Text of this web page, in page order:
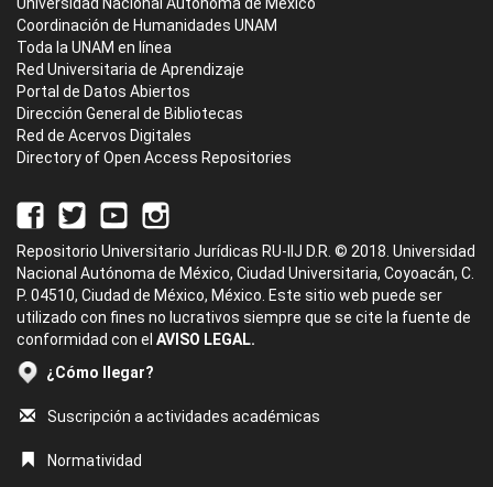
Coordinación de Humanidades UNAM
Toda la UNAM en línea
Red Universitaria de Aprendizaje
Portal de Datos Abiertos
Dirección General de Bibliotecas
Red de Acervos Digitales
Directory of Open Access Repositories
Repositorio Universitario Jurídicas RU-IIJ D.R. © 2018. Universidad
Nacional Autónoma de México, Ciudad Universitaria, Coyoacán, C.
P. 04510, Ciudad de México, México. Este sitio web puede ser
utilizado con fines no lucrativos siempre que se cite la fuente de
conformidad con el AVISO LEGAL.
¿Cómo llegar?
Suscripción a actividades académicas
Normatividad